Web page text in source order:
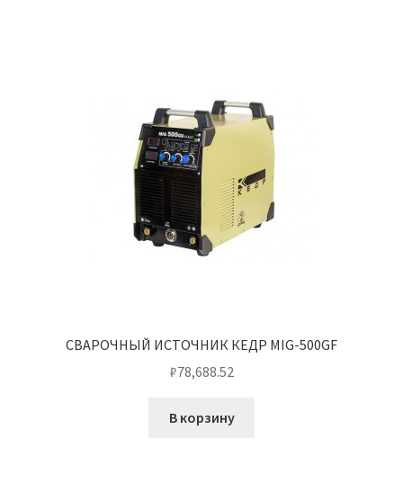
СВАРОЧНЫЙ ИСТОЧНИК КЕДР MIG-500GF
₽78,688.52
В корзину